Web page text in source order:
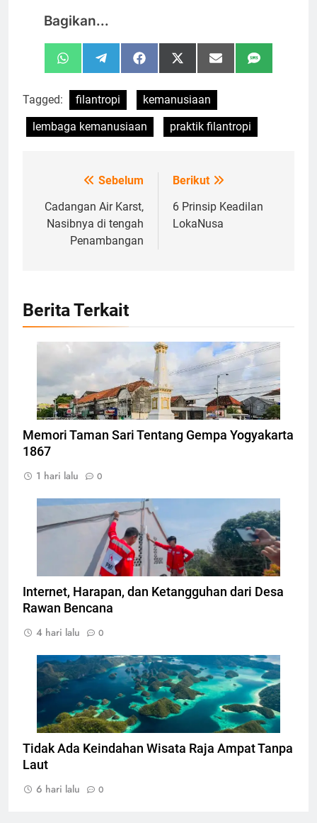
Bagikan...
Share
on
WhatsAppShare
on
TelegramShare
on
FacebookShare
on
X
(Twitter)
Share
on
Email Share
on
SMS
Tagged: filantropi
kemanusiaan
lembaga kemanusiaan
praktik filantropi
Navigasi
pos
Sebelum
Cadangan Air Karst,
Nasibnya di tengah
Penambangan
Berikut
6 Prinsip Keadilan
LokaNusa
Berita Terkait
Tugu Yogyakarta, Foto: Photo by CEphoto, Uwe
Aranas
Memori Taman Sari Tentang Gempa Yogyakarta
1867
1 hari lalu
0
Pemasangan teknologi konektivitas internet
berbasis komunitas, Foto: Atep Maulana
Internet, Harapan, dan Ketangguhan dari Desa
Rawan Bencana
4 hari lalu
0
Pemandangan di Raja Ampat, Foto: Dok.
mybalitrips.com
Tidak Ada Keindahan Wisata Raja Ampat Tanpa
Laut
6 hari lalu
0